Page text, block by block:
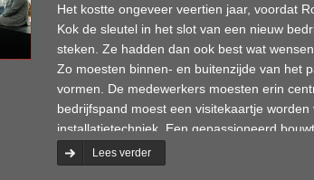
Het kostte ongeveer veertien jaar, voordat
Kok de sleutel in het slot van een nieuw
steken. Ze hadden dan ook best wat
Zo moesten binnen- en buitenzijde van het
vormen. De medewerkers moesten erin
bedrijfspand moest een visitekaartje worden
installatietechniek. Een gepassioneerd
wensen stuk voor stuk in.
Lees verder